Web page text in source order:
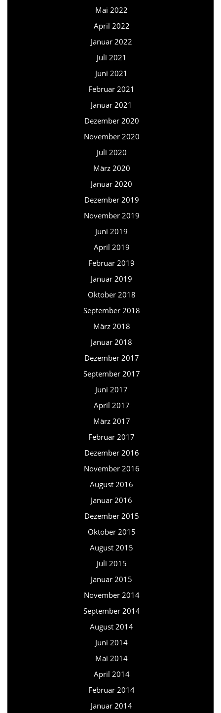
Mai 2022
April 2022
Januar 2022
Juli 2021
Juni 2021
Februar 2021
Januar 2021
Dezember 2020
November 2020
Juli 2020
März 2020
Januar 2020
Dezember 2019
November 2019
Juni 2019
April 2019
Februar 2019
Januar 2019
Oktober 2018
September 2018
März 2018
Januar 2018
Dezember 2017
September 2017
Juni 2017
April 2017
März 2017
Februar 2017
Dezember 2016
November 2016
August 2016
Januar 2016
Dezember 2015
Oktober 2015
August 2015
Juli 2015
Januar 2015
November 2014
September 2014
August 2014
Juni 2014
Mai 2014
April 2014
Februar 2014
Januar 2014